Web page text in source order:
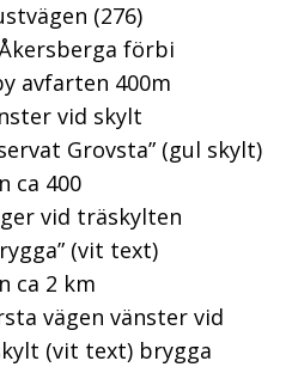
(276)
förbi
avfarten 400m
vid skylt
Grovsta” (gul skylt)
ca 400
vid träskylten
(vit text)
ca 2 km
vägen vänster vid
(vit text) brygga